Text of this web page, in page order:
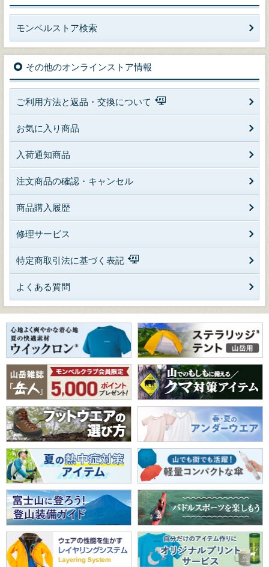
モンベルストア検索
その他のオンラインストア情報
ご利用方法と返品・交換について
お気に入り商品
入荷通知商品
注文商品の確認・キャンセル
商品購入履歴
修理サービス
特定商取引法に基づく表記
よくある質問